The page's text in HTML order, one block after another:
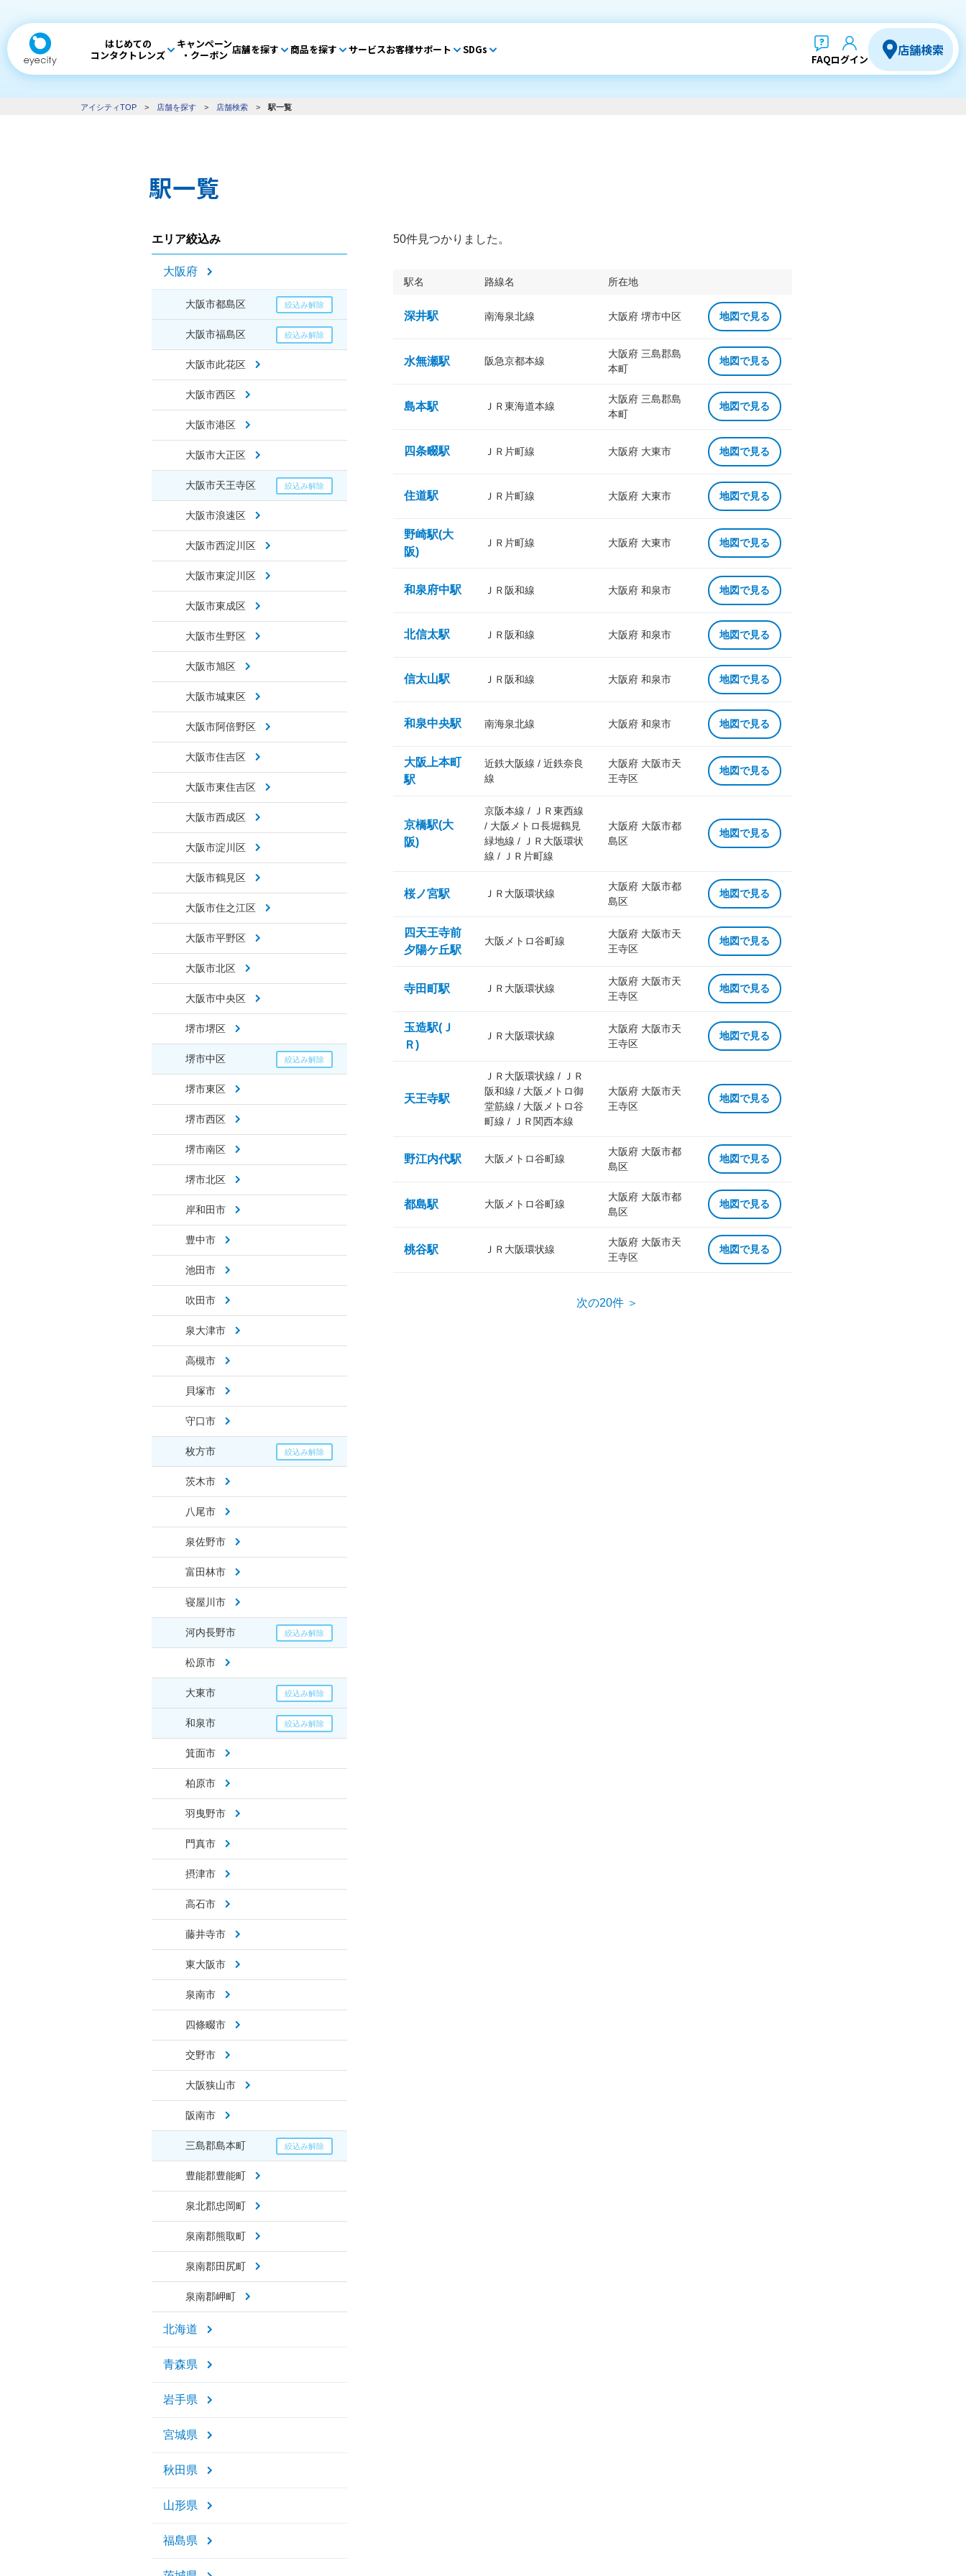
はじめての
コンタクトレンズ
キャンペーン
・クーポン 店舗を探す 商品を探す サービスお客様サポート SDGs
FAQログイン
店舗検索
アイシティTOP > 店舗を探す > 店舗検索 > 駅一覧
駅一覧
エリア絞込み
大阪府
大阪市都島区
大阪市福島区
大阪市此花区
大阪市西区
大阪市港区
大阪市大正区
大阪市天王寺区
大阪市浪速区
大阪市西淀川区
大阪市東淀川区
大阪市東成区
大阪市生野区
大阪市旭区
大阪市城東区
大阪市阿倍野区
大阪市住吉区
大阪市東住吉区
大阪市西成区
大阪市淀川区
大阪市鶴見区
大阪市住之江区
大阪市平野区
大阪市北区
大阪市中央区
堺市堺区
堺市中区
堺市東区
堺市西区
堺市南区
堺市北区
岸和田市
豊中市
池田市
吹田市
泉大津市
高槻市
貝塚市
守口市
枚方市
茨木市
八尾市
泉佐野市
富田林市
寝屋川市
河内長野市
松原市
大東市
和泉市
箕面市
柏原市
羽曳野市
門真市
摂津市
高石市
藤井寺市
東大阪市
泉南市
四條畷市
交野市
大阪狭山市
阪南市
三島郡島本町
豊能郡豊能町
泉北郡忠岡町
泉南郡熊取町
泉南郡田尻町
泉南郡岬町
北海道
青森県
岩手県
宮城県
秋田県
山形県
福島県
50件見つかりました。
駅名 路線名 所在地
深井駅 南海泉北線 大阪府 堺市中区 地図で見る
水無瀬駅 阪急京都本線
大阪府 三島郡島
本町
地図で見る
島本駅 ＪＲ東海道本線
大阪府 三島郡島
本町
地図で見る
四条畷駅 ＪＲ片町線 大阪府 大東市 地図で見る
住道駅 ＪＲ片町線 大阪府 大東市 地図で見る
野崎駅(大
阪)
ＪＲ片町線 大阪府 大東市 地図で見る
和泉府中駅 ＪＲ阪和線 大阪府 和泉市 地図で見る
北信太駅 ＪＲ阪和線 大阪府 和泉市 地図で見る
信太山駅 ＪＲ阪和線 大阪府 和泉市 地図で見る
和泉中央駅 南海泉北線 大阪府 和泉市 地図で見る
大阪上本町
駅
近鉄大阪線 / 近鉄奈良
線
大阪府 大阪市天
王寺区
地図で見る
京橋駅(大
阪)
京阪本線 / ＪＲ東西線
/ 大阪メトロ長堀鶴見
緑地線 / ＪＲ大阪環状
線 / ＪＲ片町線
大阪府 大阪市都
島区
地図で見る
桜ノ宮駅 ＪＲ大阪環状線
大阪府 大阪市都
島区
地図で見る
四天王寺前
夕陽ケ丘駅
大阪メトロ谷町線
大阪府 大阪市天
王寺区
地図で見る
寺田町駅 ＪＲ大阪環状線
大阪府 大阪市天
王寺区
地図で見る
玉造駅(Ｊ
Ｒ)
ＪＲ大阪環状線
大阪府 大阪市天
王寺区
地図で見る
天王寺駅
ＪＲ大阪環状線 / ＪＲ
阪和線 / 大阪メトロ御
堂筋線 / 大阪メトロ谷
町線 / ＪＲ関西本線
大阪府 大阪市天
王寺区
地図で見る
野江内代駅 大阪メトロ谷町線
大阪府 大阪市都
島区
地図で見る
都島駅 大阪メトロ谷町線
大阪府 大阪市都
島区
地図で見る
桃谷駅 ＪＲ大阪環状線
大阪府 大阪市天
王寺区
地図で見る
次の20件 ＞